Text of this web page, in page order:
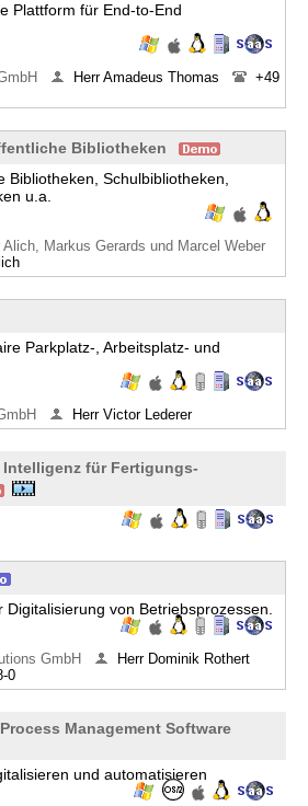
Plattform für End-to-End
Herr Amadeus Thomas
+49
Bibliotheken
Bibliotheken, Schulbibliotheken,
u.a.
Alich, Markus Gerards und Marcel Weber
Parkplatz-, Arbeitsplatz- und
Herr Victor Lederer
für Fertigungs-
von Betriebsprozessen.
GmbH
Herr Dominik Rothert
0
Management Software
und automatisieren